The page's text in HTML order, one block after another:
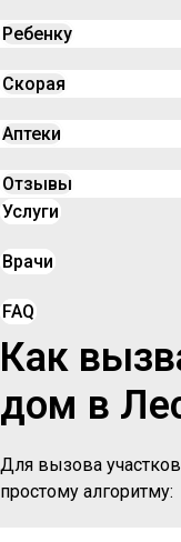
Ребенку
Скорая
Аптеки
Отзывы
Услуги
Врачи
FAQ
Как
дом в
Для вызова
простому алгоритму: